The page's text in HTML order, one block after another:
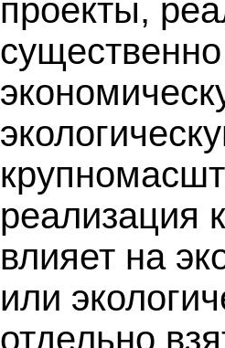
проекты,
реализация
влияет на
или
отдельно